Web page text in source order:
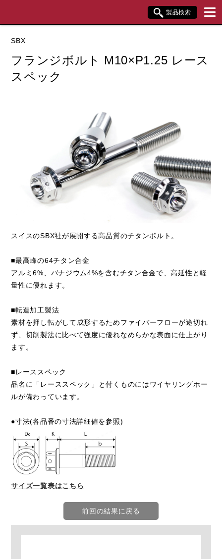
製品検索
閉じる
SBX
フランジボルト M10×P1.25 レース
スペック
スイスのSBX社が展開する高品質のチタンボルト。
■最高峰の64チタン合金
アルミ6%、バナジウム4%を含むチタン合金で、高延性と軽
量性に優れます。
■転造加工製法
素材を押し転がして成形するためファイバーフローが途切れ
ず、切削製法に比べて強度に優れなめらかな表面に仕上がり
ます。
■レーススペック
品名に「レーススペック」と付くものにはワイヤリングホー
ルが備わっています。
●寸法(各品番の寸法詳細値を参照)
サイズ一覧表はこちら
前回の結果に戻る